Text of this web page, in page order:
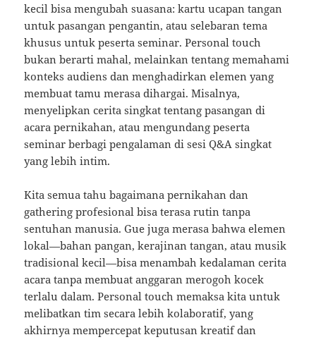
kecil bisa mengubah suasana: kartu ucapan tangan
untuk pasangan pengantin, atau selebaran tema
khusus untuk peserta seminar. Personal touch
bukan berarti mahal, melainkan tentang memahami
konteks audiens dan menghadirkan elemen yang
membuat tamu merasa dihargai. Misalnya,
menyelipkan cerita singkat tentang pasangan di
acara pernikahan, atau mengundang peserta
seminar berbagi pengalaman di sesi Q&A singkat
yang lebih intim.
Kita semua tahu bagaimana pernikahan dan
gathering profesional bisa terasa rutin tanpa
sentuhan manusia. Gue juga merasa bahwa elemen
lokal—bahan pangan, kerajinan tangan, atau musik
tradisional kecil—bisa menambah kedalaman cerita
acara tanpa membuat anggaran merogoh kocek
terlalu dalam. Personal touch memaksa kita untuk
melibatkan tim secara lebih kolaboratif, yang
akhirnya mempercepat keputusan kreatif dan